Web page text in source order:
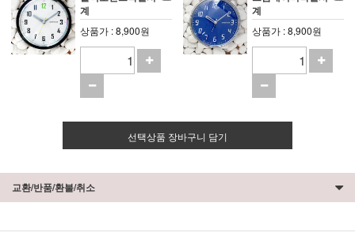
계
상품가 : 8,900원
계
상품가 : 8,900원
선택상품 장바구니 담기
교환/반품/환불/취소